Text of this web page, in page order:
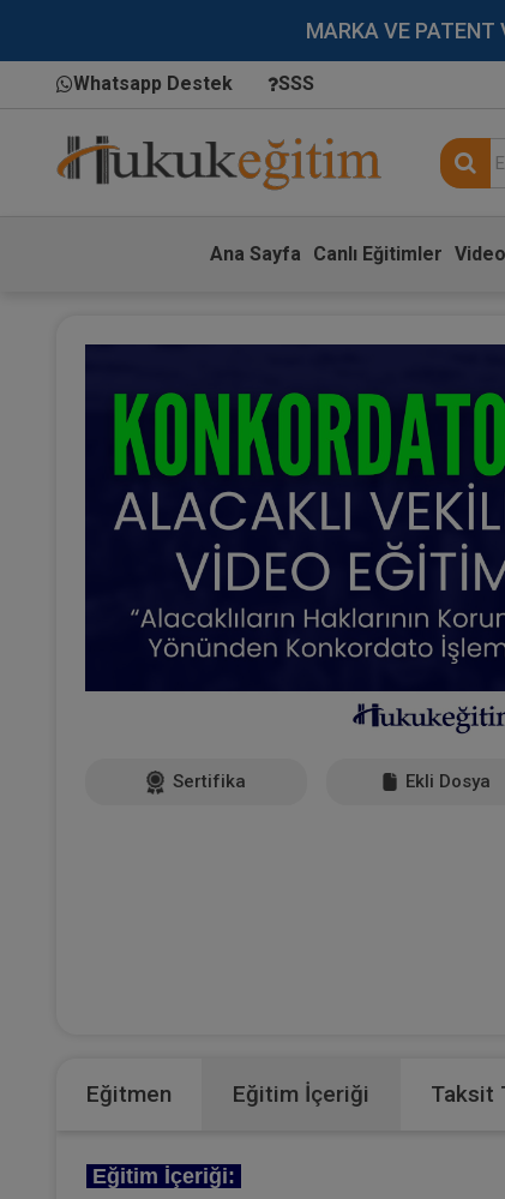
MARKA VE PATENT
Whatsapp Destek SSS
Ana Sayfa Canlı Eğitimler
Sertifika Ekli Dosya
Eğitmen Eğitim İçeriği Taksit
Eğitim İçeriği: